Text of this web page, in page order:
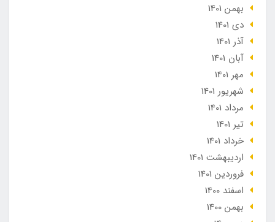
بهمن 1401
دی 1401
آذر 1401
آبان 1401
مهر 1401
شهریور 1401
مرداد 1401
تير 1401
خرداد 1401
ارديبهشت 1401
فروردین 1401
اسفند 1400
بهمن 1400